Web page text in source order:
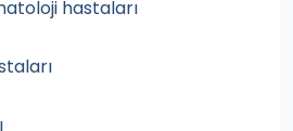
hastaları